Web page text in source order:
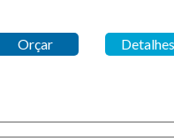
Orçar Detalhes